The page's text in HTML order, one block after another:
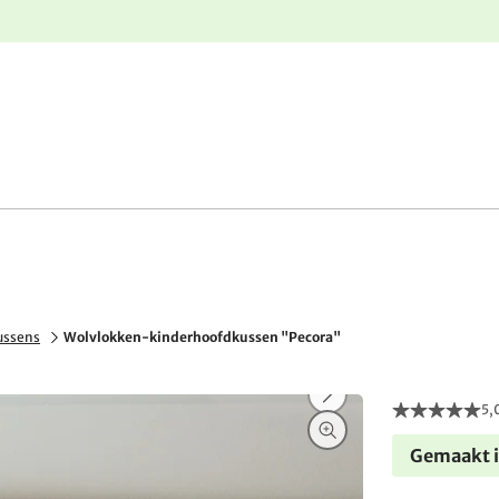
Wolvlokken-kinderhoofdkussen "Pecora"
Gemaakt